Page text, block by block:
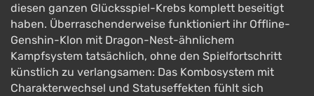
diesen ganzen Glücksspiel-Krebs komplett beseitigt
haben. Überraschenderweise funktioniert ihr Offline-
Genshin-Klon mit Dragon-Nest-ähnlichem
Kampfsystem tatsächlich, ohne den Spielfortschritt
künstlich zu verlangsamen: Das Kombosystem mit
Charakterwechsel und Statuseffekten fühlt sich